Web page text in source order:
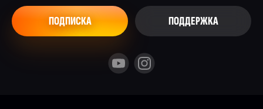
ПОДПИСКА ПОДДЕРЖКА